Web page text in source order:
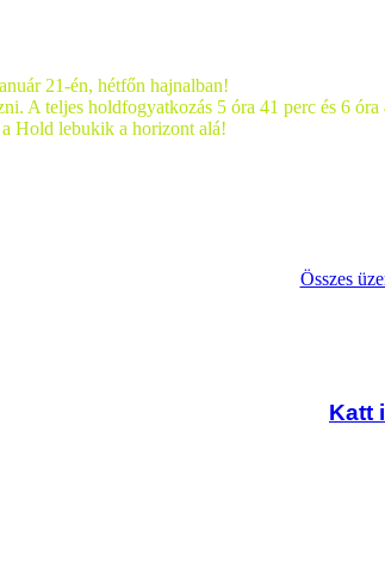
21-én, hétfőn hajnalban!
A teljes holdfogyatkozás 5 óra 41 perc és 6
Hold lebukik a horizont alá!
Összes
Katt